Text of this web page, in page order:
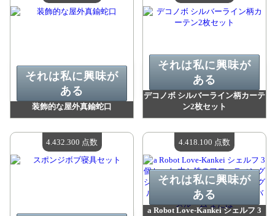
装飾的な屋外真鍮蛇口
利用可能な数量：4
それは私に興味が
ある
デコノボ シルバーライン柄カーテ
ン2枚セット
利用可能な数量：4
それは私に興味が
ある
4.432.300 点数
a Robot Love-Kankei シェルフ 3
それは私に興味が
ある
4.418.100 点数